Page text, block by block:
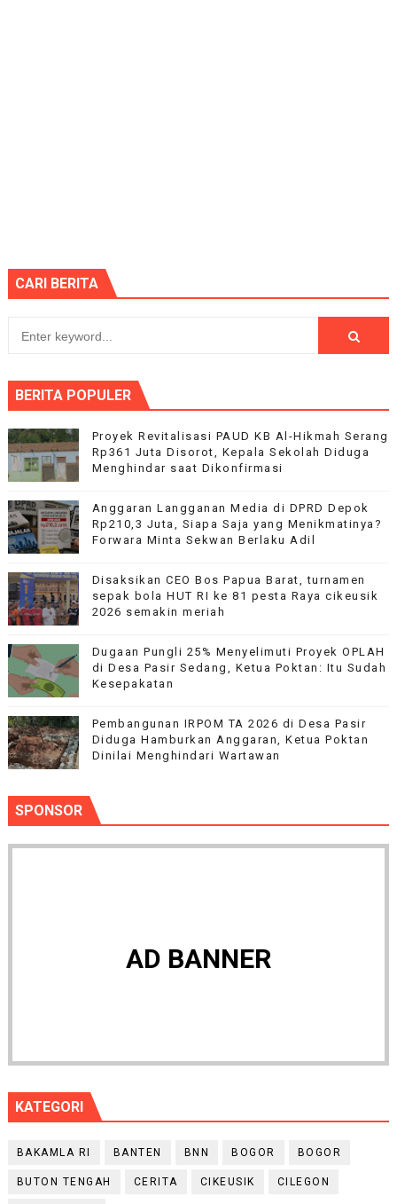
CARI BERITA
BERITA POPULER
Proyek Revitalisasi PAUD KB Al-Hikmah Serang
Rp361 Juta Disorot, Kepala Sekolah Diduga
Menghindar saat Dikonfirmasi
Anggaran Langganan Media di DPRD Depok
Rp210,3 Juta, Siapa Saja yang Menikmatinya?
Forwara Minta Sekwan Berlaku Adil
Disaksikan CEO Bos Papua Barat, turnamen
sepak bola HUT RI ke 81 pesta Raya cikeusik
2026 semakin meriah
Dugaan Pungli 25% Menyelimuti Proyek OPLAH
di Desa Pasir Sedang, Ketua Poktan: Itu Sudah
Kesepakatan
Pembangunan IRPOM TA 2026 di Desa Pasir
Diduga Hamburkan Anggaran, Ketua Poktan
Dinilai Menghindari Wartawan
SPONSOR
AD BANNER
KATEGORI
BAKAMLA RI BANTEN BNN BOGOR BOGOR
BUTON TENGAH CERITA CIKEUSIK CILEGON